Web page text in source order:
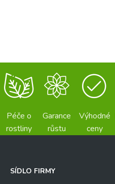
Péče o
rostliny
Garance
růstu
Výhodné
ceny
SÍDLO FIRMY